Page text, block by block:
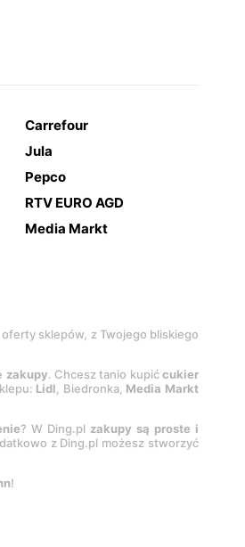
Carrefour
Jula
Pepco
RTV EURO AGD
Media Markt
sklepów, z Twojego bliskiego
zakupy. Chcesz tanio kupićcukier
Lidl, Biedronka, Media Markt
? W Ding.pl zakupy są proste i
z Ding.pl możesz stworzyć
!